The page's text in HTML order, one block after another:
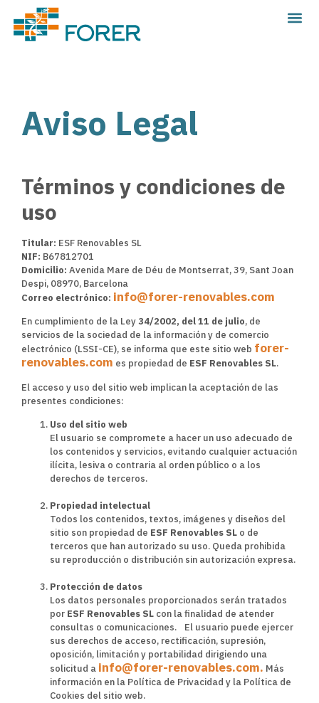
Aviso Legal
Términos y condiciones de
uso
Titular: ESF Renovables SL
NIF: B67812701
Domicilio: Avenida Mare de Déu de Montserrat, 39, Sant Joan
Despi, 08970, Barcelona
Correo electrónico: info@forer-renovables.com
En cumplimiento de la Ley 34/2002, del 11 de julio, de
servicios de la sociedad de la información y de comercio
electrónico (LSSI-CE), se informa que este sitio web forer-
renovables.com es propiedad de ESF Renovables SL.
El acceso y uso del sitio web implican la aceptación de las
presentes condiciones:
Uso del sitio web
El usuario se compromete a hacer un uso adecuado de
los contenidos y servicios, evitando cualquier actuación
ilícita, lesiva o contraria al orden público o a los
derechos de terceros.
Propiedad intelectual
Todos los contenidos, textos, imágenes y diseños del
sitio son propiedad de ESF Renovables SL o de
terceros que han autorizado su uso. Queda prohibida
su reproducción o distribución sin autorización expresa.
Protección de datos
Los datos personales proporcionados serán tratados
por ESF Renovables SL con la finalidad de atender
consultas o comunicaciones. El usuario puede ejercer
sus derechos de acceso, rectificación, supresión,
oposición, limitación y portabilidad dirigiendo una
solicitud a info@forer-renovables.com. Más
información en la Política de Privacidad y la Política de
Cookies del sitio web.